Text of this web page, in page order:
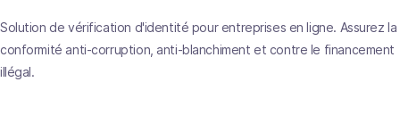
Solution de vérification d'identité pour entreprises en ligne. Assurez la
conformité anti-corruption, anti-blanchiment et contre le financement
illégal.